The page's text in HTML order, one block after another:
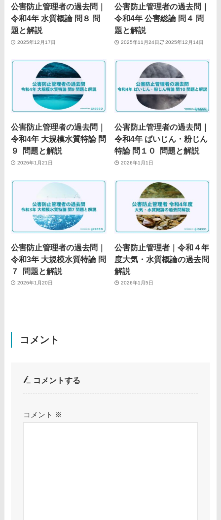
公害防止管理者の過去問｜
令和4年 水質概論 問８ 問
題と解説
2025年12月17日
公害防止管理者の過去問｜
令和4年 公害総論 問４ 問
題と解説
2025年11月24日 2025年12月14日
公害防止管理者の過去問｜
令和4年 大規模水質特論 問
９ 問題と解説
2026年1月21日
公害防止管理者の過去問｜
令和4年 ばいじん・粉じん
特論 問１０ 問題と解説
2026年1月1日
公害防止管理者の過去問｜
令和3年 大規模水質特論 問
７ 問題と解説
2026年1月20日
公害防止管理者｜令和４年
度大気・水質概論の過去問
解説
2026年1月5日
コメント
コメントする
コメント ※